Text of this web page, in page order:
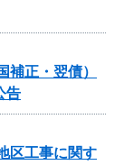
補正・翌債）
告
区工事に関す